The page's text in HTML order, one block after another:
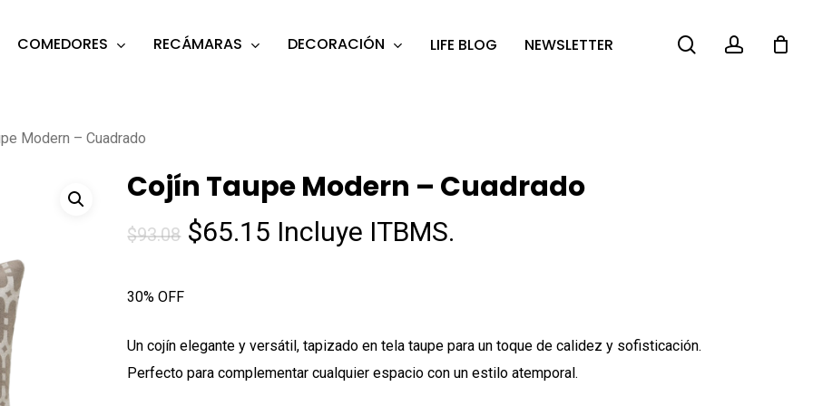
COMEDORES RECÁMARAS DECORACIÓN LIFE BLOG NEWSLETTER searchaccount
Modern – Cuadrado
Cojín Taupe Modern – Cuadrado
$93.08 El
$93.08.
$65.15 El
$65.15.
Incluye ITBMS.
30% OFF
Un cojín elegante y versátil, tapizado en tela taupe para un toque de calidez y sofisticación.
Perfecto para complementar cualquier espacio con un estilo atemporal.